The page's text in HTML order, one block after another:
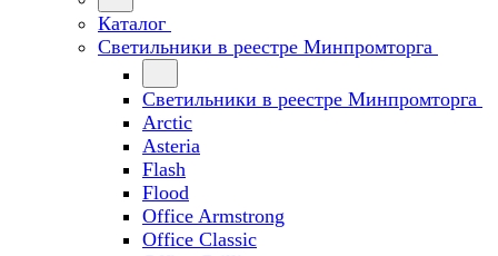
Каталог
Светильники в реестре Минпромторга
Светильники в реестре Минпромторга
Arctic
Asteria
Flash
Flood
Office Armstrong
Office Classic